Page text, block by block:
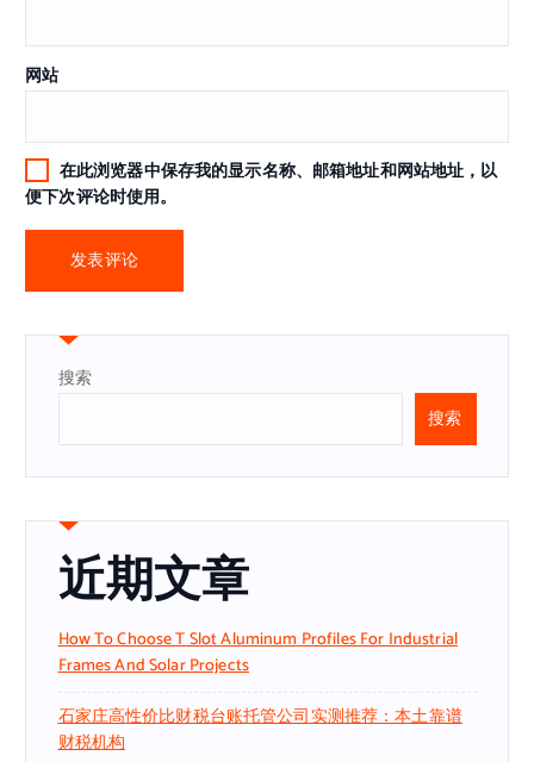
网站
在此浏览器中保存我的显示名称、邮箱地址和网站地址，以
便下次评论时使用。
搜索
搜索
近期文章
How To Choose T Slot Aluminum Profiles For Industrial
Frames And Solar Projects
石家庄高性价比财税台账托管公司实测推荐：本土靠谱
财税机构